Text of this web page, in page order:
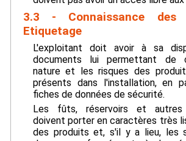
3.3 - Connaissance
Etiquetage
L'exploitant doit avoir à sa
documents lui permettant de
nature et les risques des
présents dans l'installation, en
fiches de données de sécurité.
Les fûts, réservoirs et autres
doivent porter en caractères très
des produits et, s'il y a lieu, les